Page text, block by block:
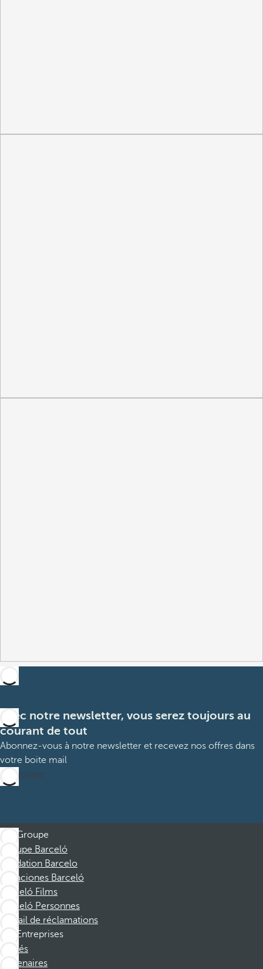
Avec notre newsletter, vous serez toujours au
courant de tout
Abonnez-vous à notre newsletter et recevez nos offres dans
votre boite mail
M’abonner
Groupe
Groupe Barceló
Fondation Barcelo
Vacaciones Barceló
Barceló Films
Barceló Personnes
Portail de réclamations
Entreprises
Affiliés
Partenaires